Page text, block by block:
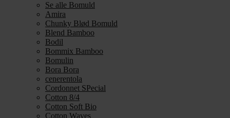
Se alle Bomuld
Amira
Chunky Blød Bomuld
Blend Bamboo
Bodil
Bommix Bamboo
Bomulin
Bora Bora
cenerentola
Cordonnet SPecial
Cotton 8/4
Cotton Soft Bio
Cotton Waves